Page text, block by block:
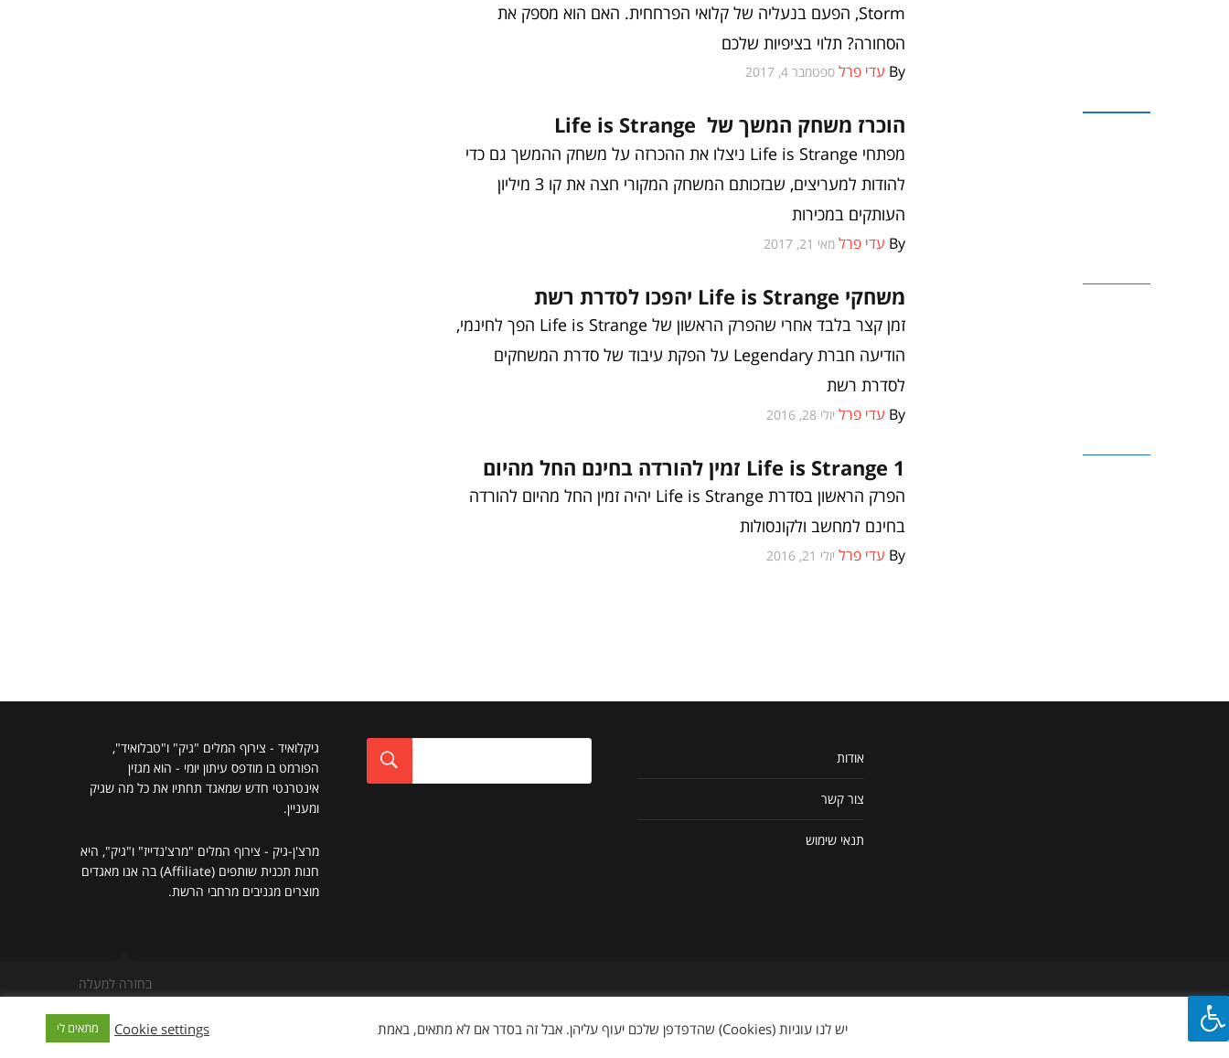
Storm, הפעם בנעליה של קלואי הפרחחית. האם הוא מספק את
הסחורה? תלוי בציפיות שלכם
By עדי פרל ספטמבר 4, 2017
הוכרז משחק המשך של Life is Strange
מפתחי Life is Strange ניצלו את ההכרזה על משחק ההמשך גם כדי
להודות למעריצים, שבזכותם המשחק המקורי חצה את קו 3 מיליון
העותקים במכירות
By עדי פרל מאי 21, 2017
משחקי Life is Strange יהפכו לסדרת רשת
זמן קצר בלבד אחרי שהפרק הראשון של Life is Strange הפך לחינמי,
הודיעה חברת Legendary על הפקת עיבוד של סדרת המשחקים
לסדרת רשת
By עדי פרל יולי 28, 2016
Life is Strange 1 זמין להורדה בחינם החל מהיום
הפרק הראשון בסדרת Life is Strange יהיה זמין החל מהיום להורדה
בחינם למחשב ולקונסולות
By עדי פרל יולי 21, 2016
אודות
צור קשר
תנאי שימוש
גיקלואיד - צירוף המלים "גיק" ו"טבלואיד",
הפורמט בו מודפס עיתון יומי - הוא מגזין
אינטרנטי חדש שמאגד תחתיו את כל מה שגיק
ומעניין.
מרצ'ן-גיק - צירוף המלים "מרצ'נדייז" ו"גיק", היא
חנות תכנית שותפים (Affiliate) בה אנו מאגדים
מוצרים מגניבים מרחבי הרשת.
בחזרה למעלה
לגיקלואיד בלבד. אין להפיץ, לשכפל, להעתיק, למכור, לשדר, לפרסם, או לעשות כל שימוש מסחרי כלשהו בכל או בחלק מתכניו של האתר, כולל מוצרים, תמונות, גרפיקה, תיאורים, עיצוב וכל דבר אחר המוצג באתר, אלא
יש לנו עוגיות (Cookies) שהדפדפן שלכם יעוף עליהן. אבל זה בסדר אם לא מתאים, באמת Cookie settings מתאים לי